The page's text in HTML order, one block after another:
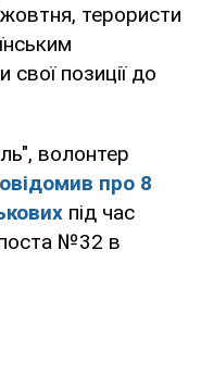
терористи
позиції до
волонтер
про 8
під час
№32 в